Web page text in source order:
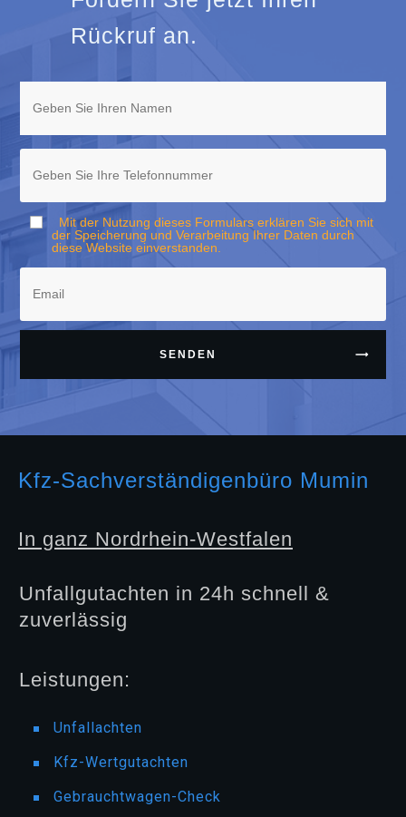
Rückruf an.
Mit der Nutzung dieses Formulars erklären Sie sich mit
der Speicherung und Verarbeitung Ihrer Daten durch
diese Website einverstanden.
SENDEN
Kfz-Sachverständigenbüro Mumin
In ganz Nordrhein-Westfalen
Unfallgutachten in 24h schnell &
zuverlässig
Leistungen:
Unfallachten
Kfz-Wertgutachten
Gebrauchtwagen-Check